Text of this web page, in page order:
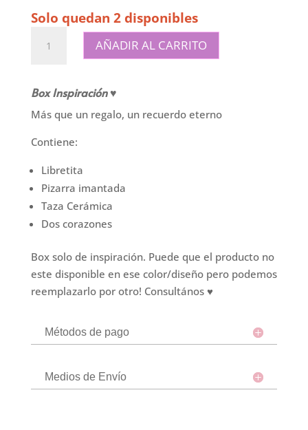
Solo quedan 2 disponibles
Inspiración
AÑADIR AL CARRITO
Box Inspiración ♥
Más que un regalo, un recuerdo eterno
Contiene:
Libretita
Pizarra imantada
Taza Cerámica
Dos corazones
Box solo de inspiración. Puede que el producto no
este disponible en ese color/diseño pero podemos
reemplazarlo por otro! Consultános ♥
Métodos de pago
Medios de Envío